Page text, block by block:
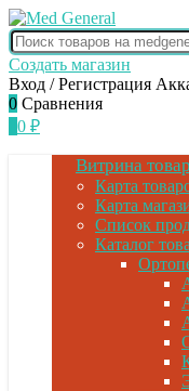
Создать магазин
Вход / Регистрация
0 Сравнения
0 ₽
Витрина
Карта
Карта
Список
Каталог